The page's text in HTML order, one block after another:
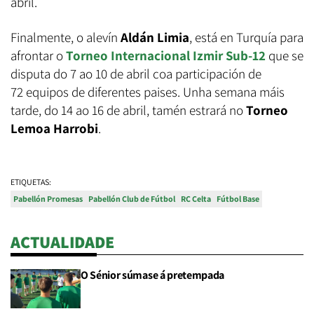
Finalmente, o alevín Aldán Limia, está en Turquía para
afrontar oTorneo Internacional Izmir Sub-12 que se
disputa do 7 ao 10 de abril coa participación de
72 equipos de diferentes paises. Unha semana máis
tarde, do 14 ao 16 de abril, tamén estrará noTorneo
Lemoa Harrobi.
ETIQUETAS:
Pabellón Promesas Pabellón Club de Fútbol RC Celta Fútbol Base
ACTUALIDADE
O Sénior súmase á pretempada